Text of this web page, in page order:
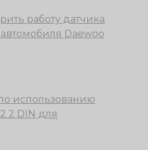
работу датчика
Daewoo
использованию
2 DIN для